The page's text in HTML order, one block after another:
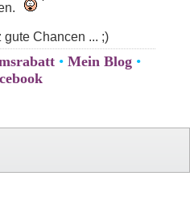
Chancen ... ;)
• Mein Blog •